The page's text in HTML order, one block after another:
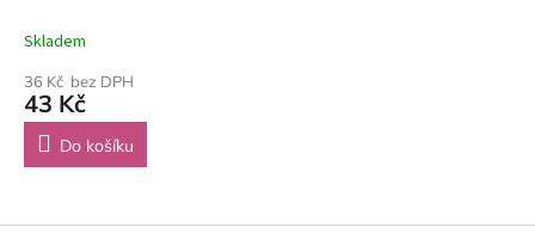
Skladem
36 Kč bez DPH
43 Kč
Do košíku
Z